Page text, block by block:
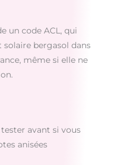
un code ACL, qui
bergasol dans
même si elle ne
avant si vous
anisées